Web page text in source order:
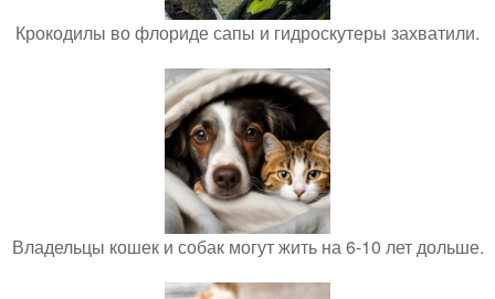
Крокодилы во флориде сапы и гидроскутеры захватили.
Владельцы кошек и собак могут жить на 6-10 лет дольше.